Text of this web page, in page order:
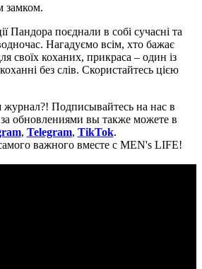
замком.
Пандора поєднали в собі сучасні та
Нагадуємо всім, хто бажає
своїх коханих, прикраса – один із
без слів. Скористайтесь цією
Подписывайтесь на нас в
обновлениями вы также можете в
, Telegram, TikTok.
важного вместе с MEN's LIFE!